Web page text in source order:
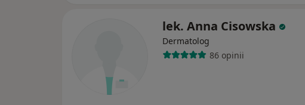
lek. Anna Cisowska
Dermatolog
86 opinii